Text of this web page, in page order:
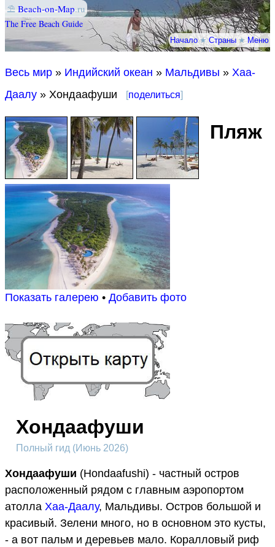
⛱ Beach-on-Map.ru
The Free Beach Guide
Начало★Страны★Меню
Весь мир » Индийский океан » Мальдивы » Хаа-
Даалу » Хондаафуши [поделиться]
Показать галерею • Добавить фото
Пляж
Хондаафуши
Полный гид (Июнь 2026)
Хондаафуши (Hondaafushi) - частный остров
расположенный рядом с главным аэропортом
атолла Хаа-Даалу, Мальдивы. Остров большой и
красивый. Зелени много, но в основном это кусты,
- а вот пальм и деревьев мало. Коралловый риф